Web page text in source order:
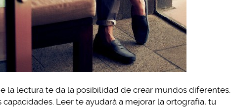
la lectura te da la posibilidad de crear mundos diferentes.
Leer te ayudará a mejorar la ortografía, tu